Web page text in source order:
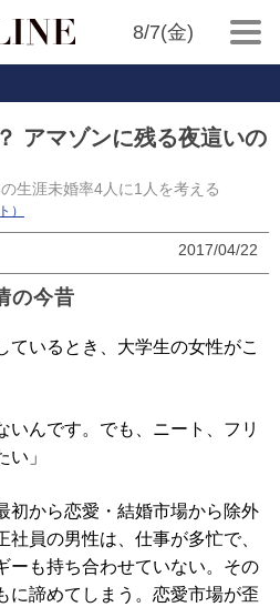
8/7(金)
アマゾンに残る夜這いの
生涯未婚率4人に1人を考える
）
2017/04/22
の今昔
いるとき、大学生の女性がこ
んです。でも、ニート、フリ
」
から恋愛・結婚市場から除外
社員の男性は、仕事が多忙で、
ーも持ち合わせていない。その
に諦めてしまう。恋愛市場が歪